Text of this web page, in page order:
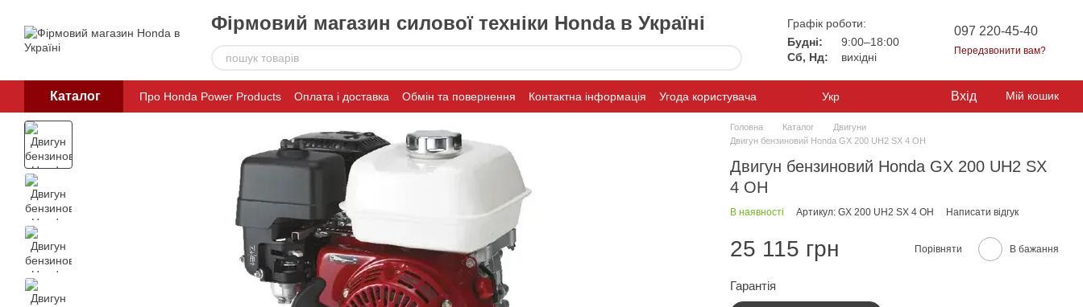
Фірмовий магазин силової техніки Honda в Україні
Графік роботи:
Будні:
9:00–18:00
Сб, Нд:
вихідні
097 220-45-40
Передзвонити вам?
Каталог Про Honda Power Products Оплата і доставка Обмін та повернення Контактна інформація Угода користувача Укр Вхід Мій кошик
Головна Каталог
Двигуни
Двигун бензиновий Honda GX 200 UH2 SX 4 OH
Двигун бензиновий Honda GX 200 UH2 SX
4 OH
В наявності Артикул: GX 200 UH2 SX 4 OH Написати відгук
25 115 грн Порівняти В бажання
Гарантiя